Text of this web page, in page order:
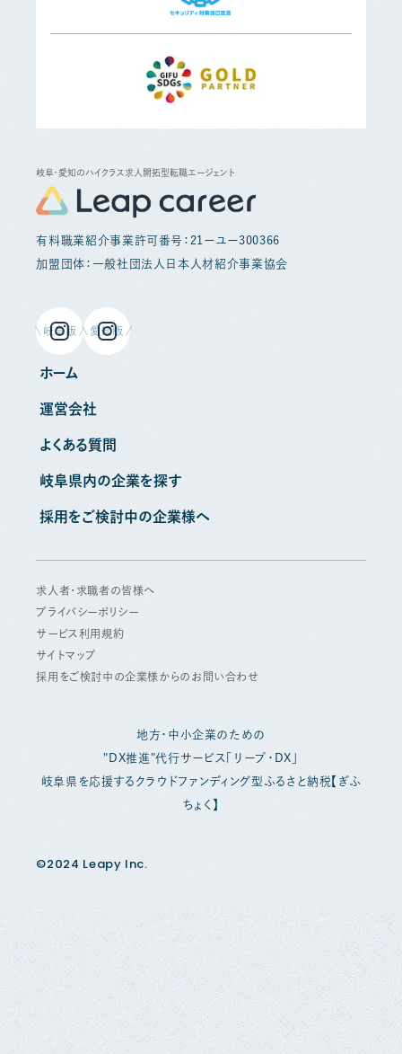
岐阜・愛知のハイクラス求人開拓型転職エージェント
有料職業紹介事業許可番号：21ーユー300366
加盟団体：一般社団法人日本人材紹介事業協会
岐阜版 愛知版
ホーム
運営会社
よくある質問
岐阜県内の企業を探す
採用をご検討中の企業様へ
求人者・求職者の皆様へ
プライバシーポリシー
サービス利用規約
サイトマップ
採用をご検討中の企業様からのお問い合わせ
地方・中小企業のための
"DX推進"代行サービス「リープ・DX」
岐阜県を応援するクラウドファンディング型ふるさと納税【ぎふ
ちょく】
©2024 Leapy Inc.